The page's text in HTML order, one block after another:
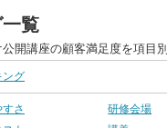
覧
開講座の顧客満足度を項目
ング
さ 研修会場